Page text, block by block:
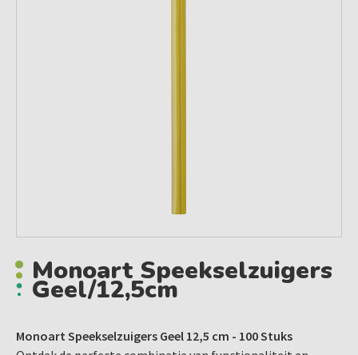
Monoart Speekselzuigers
Geel/12,5cm
Monoart Speekselzuigers Geel 12,5 cm - 100 Stuks